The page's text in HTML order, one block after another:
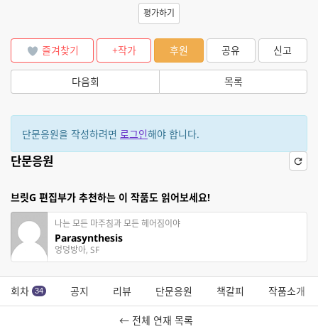
평가하기
즐겨찾기 +작가 후원 공유 신고
다음회 목록
단문응원을 작성하려면 로그인해야 합니다.
단문응원
브릿G 편집부가 추천하는 이 작품도 읽어보세요!
나는 모든 마주침과 모든 헤어짐이야
Parasynthesis
엉덩방아, SF
회차 34 공지 리뷰 단문응원 책갈피 작품소개
← 전체 연재 목록